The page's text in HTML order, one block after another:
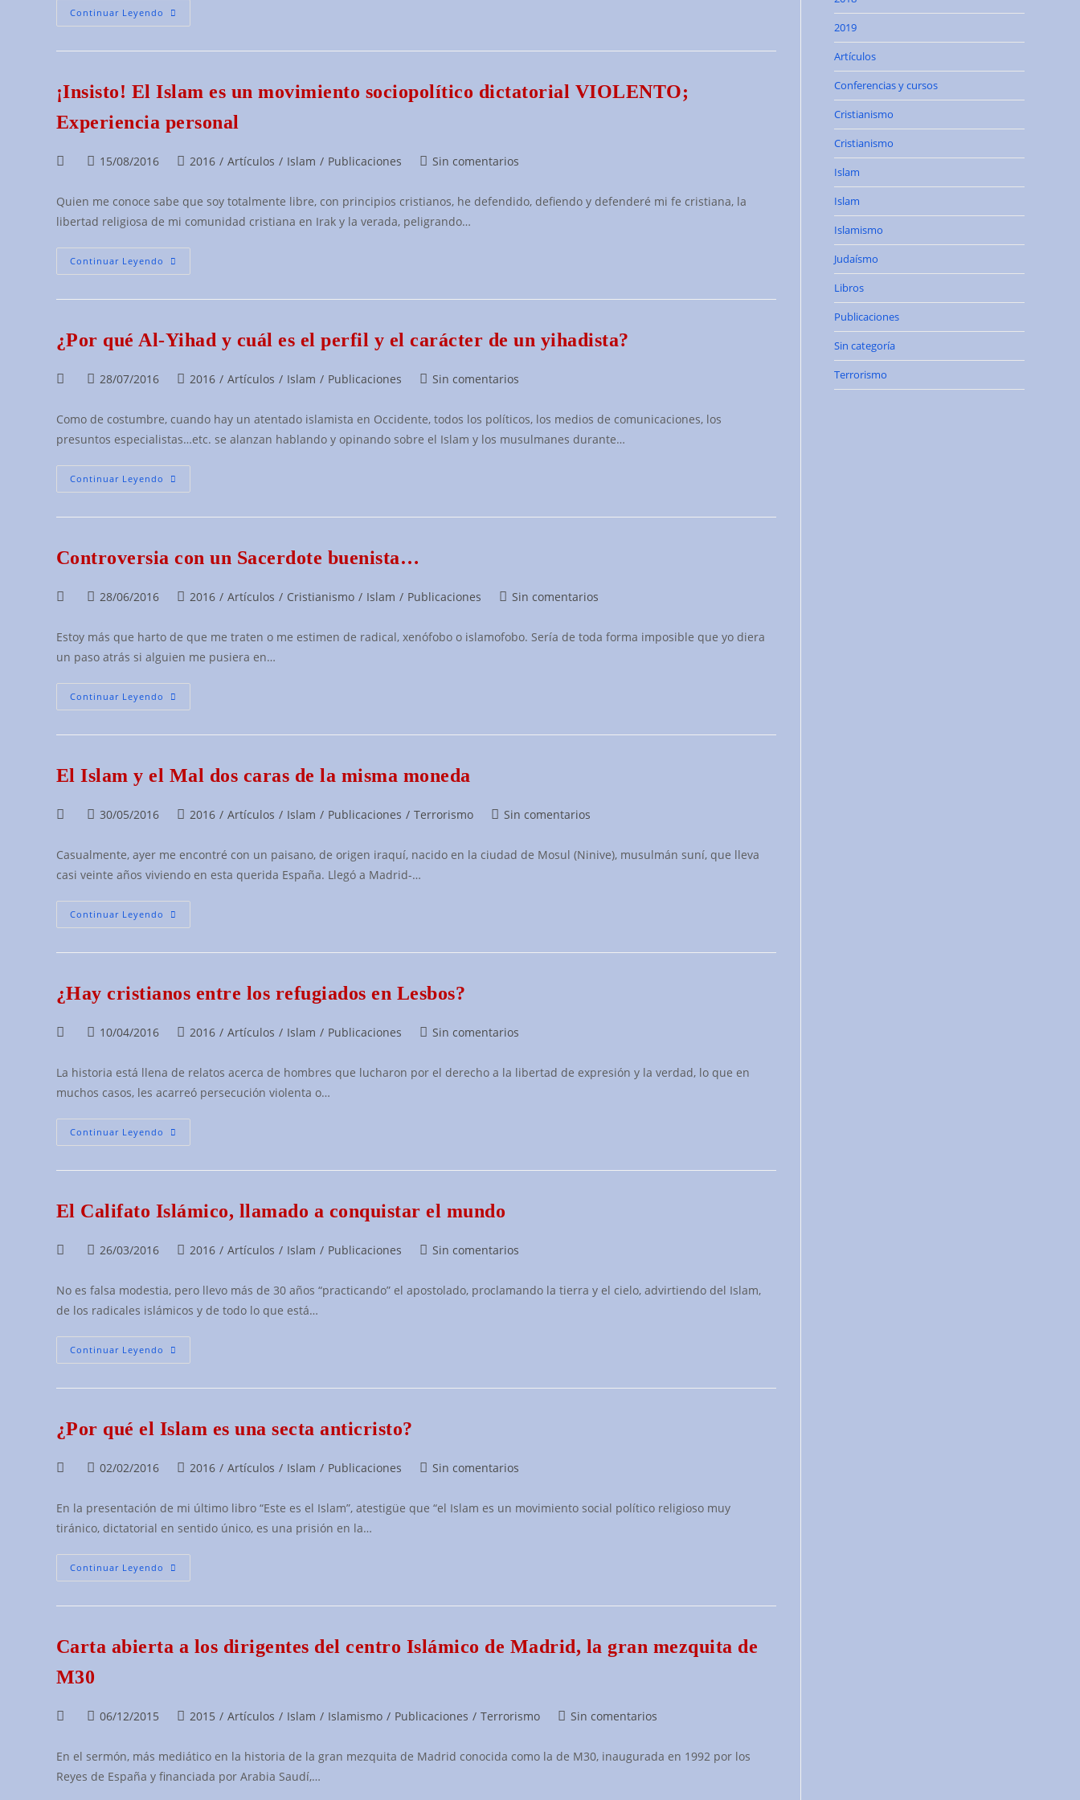
Continuar Leyendo ¿Se
Puede
¡Insisto! El Islam es un movimiento sociopolítico dictatorial VIOLENTO;
Experiencia personal
Autor
la
entrada:
Publicación
entrada:
15/08/2016
Categoría
entrada:
2016 / Artículos / Islam / Publicaciones
Comentarios
la
entrada:
Sin comentarios
Quien me conoce sabe que soy totalmente libre, con principios cristianos, he defendido, defiendo y defenderé mi fe cristiana, la
libertad religiosa de mi comunidad cristiana en Irak y la verada, peligrando…
Continuar Leyendo ¡Insisto!
El
Dictatorial
VIOLENTO;
Personal
¿Por qué Al-Yihad y cuál es el perfil y el carácter de un yihadista?
Autor
la
entrada:
Publicación
la
entrada:
28/07/2016
Categoría
entrada:
2016 / Artículos / Islam / Publicaciones
Comentarios
la
entrada:
Sin comentarios
Como de costumbre, cuando hay un atentado islamista en Occidente, todos los políticos, los medios de comunicaciones, los
presuntos especialistas…etc. se alanzan hablando y opinando sobre el Islam y los musulmanes durante…
Continuar Leyendo ¿Por
Qué
El
Perfil
Carácter
Yihadista?
Controversia con un Sacerdote buenista…
Autor
la
entrada:
Publicación
entrada:
28/06/2016
Categoría
la
entrada:
2016 / Artículos / Cristianismo / Islam / Publicaciones
Comentarios
la
entrada:
Sin comentarios
Estoy más que harto de que me traten o me estimen de radical, xenófobo o islamofobo. Sería de toda forma imposible que yo diera
un paso atrás si alguien me pusiera en…
Continuar Leyendo Controversia
Con
El Islam y el Mal dos caras de la misma moneda
Autor
la
entrada:
Publicación
la
entrada:
30/05/2016
Categoría
entrada:
2016 / Artículos / Islam / Publicaciones / Terrorismo
Comentarios
entrada:
Sin comentarios
Casualmente, ayer me encontré con un paisano, de origen iraquí, nacido en la ciudad de Mosul (Ninive), musulmán suní, que lleva
casi veinte años viviendo en esta querida España. Llegó a Madrid-…
Continuar Leyendo El
Islam
De
La
Moneda
¿Hay cristianos entre los refugiados en Lesbos?
Autor
la
entrada:
Publicación
la
entrada:
10/04/2016
Categoría
la
entrada:
2016 / Artículos / Islam / Publicaciones
Comentarios
entrada:
Sin comentarios
La historia está llena de relatos acerca de hombres que lucharon por el derecho a la libertad de expresión y la verdad, lo que en
muchos casos, les acarreó persecución violenta o…
Continuar Leyendo ¿Hay
Cristianos
El Califato Islámico, llamado a conquistar el mundo
Autor
la
entrada:
Publicación
la
entrada:
26/03/2016
Categoría
entrada:
2016 / Artículos / Islam / Publicaciones
Comentarios
entrada:
Sin comentarios
No es falsa modestia, pero llevo más de 30 años “practicando” el apostolado, proclamando la tierra y el cielo, advirtiendo del Islam,
de los radicales islámicos y de todo lo que está…
Continuar Leyendo El
Califato
Mundo
¿Por qué el Islam es una secta anticristo?
Autor
la
entrada:
Publicación
entrada:
02/02/2016
Categoría
entrada:
2016 / Artículos / Islam / Publicaciones
Comentarios
entrada:
Sin comentarios
En la presentación de mi último libro “Este es el Islam”, atestigüe que “el Islam es un movimiento social político religioso muy
tiránico, dictatorial en sentido único, es una prisión en la…
Continuar Leyendo ¿Por
Qué
Anticristo?
Carta abierta a los dirigentes del centro Islámico de Madrid, la gran mezquita de
M30
Autor
la
entrada:
Publicación
entrada:
06/12/2015
Categoría
la
entrada:
2015 / Artículos / Islam / Islamismo / Publicaciones / Terrorismo
Comentarios
la
entrada:
Sin comentarios
En el sermón, más mediático en la historia de la gran mezquita de Madrid conocida como la de M30, inaugurada en 1992 por los
Reyes de España y financiada por Arabia Saudí,…
2019
Artículos
Conferencias y cursos
Cristianismo
Cristianismo
Islam
Islam
Islamismo
Judaísmo
Libros
Publicaciones
Sin categoría
Terrorismo